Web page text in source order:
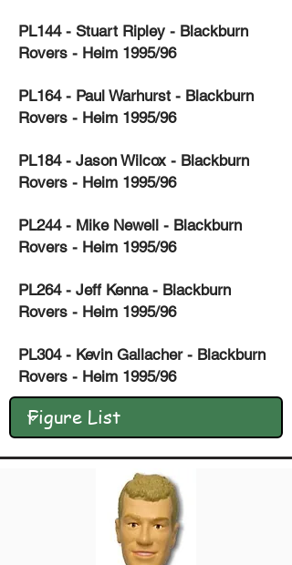
PL144 - Stuart Ripley - Blackburn
Rovers - Heim 1995/96
PL164 - Paul Warhurst - Blackburn
Rovers - Heim 1995/96
PL184 - Jason Wilcox - Blackburn
Rovers - Heim 1995/96
PL244 - Mike Newell - Blackburn
Rovers - Heim 1995/96
PL264 - Jeff Kenna - Blackburn
Rovers - Heim 1995/96
PL304 - Kevin Gallacher - Blackburn
Rovers - Heim 1995/96